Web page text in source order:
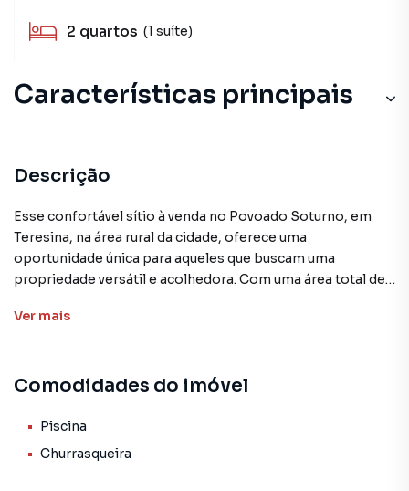
2 quartos (1 suíte)
Características principais
Descrição
Esse confortável sítio à venda no Povoado Soturno, em
Teresina, na área rural da cidade, oferece uma
oportunidade única para aqueles que buscam uma
propriedade versátil e acolhedora. Com uma área total de
toda mobiliada, com 2 quartos, sendo 1 suíte, equipada
como poço tubular, piscina, quadra de vôlei de areia e uma
variedade de árvores frutíferas, proporcionando um estilo
Ver mais
Comodidades do imóvel
Piscina
Churrasqueira